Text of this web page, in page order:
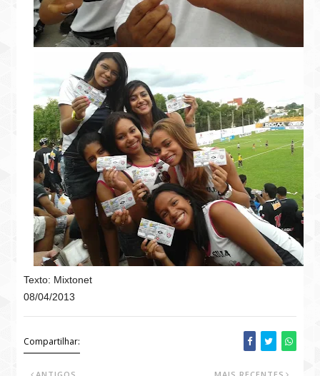
Texto: Mixtonet
08/04/2013
Compartilhar: